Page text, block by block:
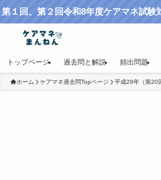
第１回、第２回令和8年度ケアマネ試験
トップページ 過去問と解説 頻出問題
ホーム ケアマネ過去問Topページ 平成29年（第20